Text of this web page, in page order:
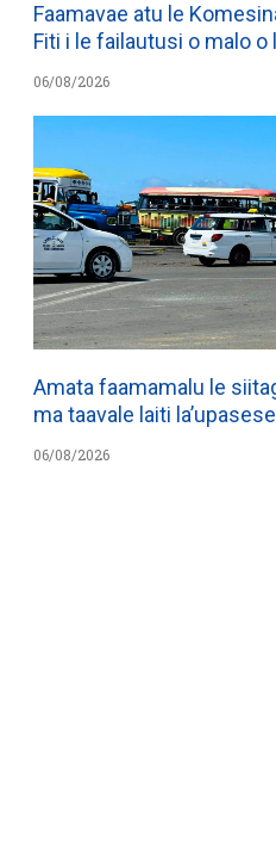
Faamavae atu le
Fiti i le failautusi o malo o
06/08/2026
Amata faamamalu le
ma taavale laiti la’upasese
06/08/2026